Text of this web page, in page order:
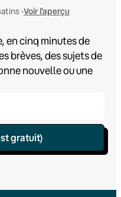
•Voir l'aperçu
en cinq minutes de
brèves, des sujets de
nouvelle ou une
gratuit)